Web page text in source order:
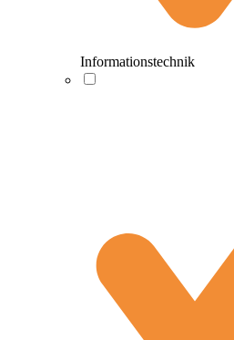
Informationstechnik